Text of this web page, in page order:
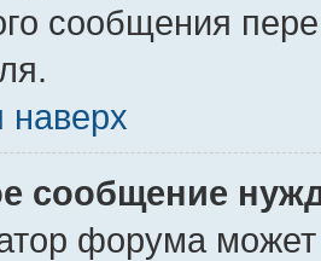
сообщения
наверх
сообщение
форума